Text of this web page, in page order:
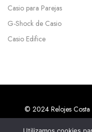
Casio para Parejas
G-Shock de Casio
Casio Edifice
© 2024 Relojes Costa